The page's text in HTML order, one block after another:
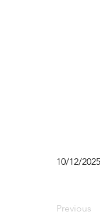
10/12/2025
Previous